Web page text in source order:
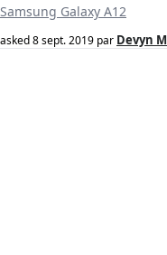
Samsung Galaxy A12
asked8 sept. 2019 par Devyn M